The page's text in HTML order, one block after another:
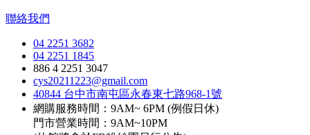
聯絡我們
04 2251 3682
04 2251 1845
886 4 2251 3047
cys20211223@gmail.com
40844 台中市南屯區永春東七路968-1號
網購服務時間：9AM~ 6PM (例假日休)
門市營業時間：9AM~10PM